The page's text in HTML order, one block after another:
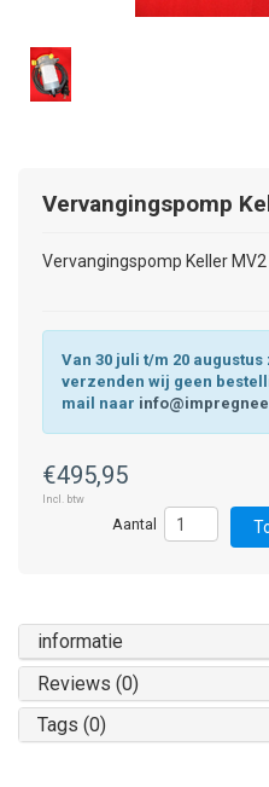
Vervangingspomp
Vervangingspomp Keller MV2
Van 30 juli t/m 20
verzenden wij geen
mail naar
€495,95
Incl. btw
informatie
Reviews (0)
Tags (0)